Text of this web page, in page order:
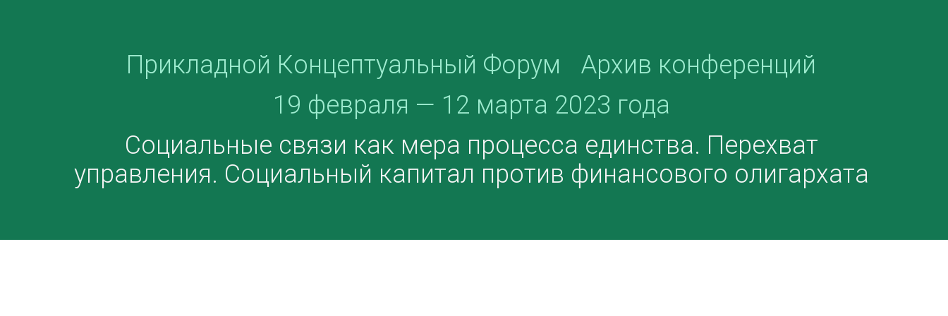
Прикладной Концептуальный Форум
Архив конференций
19 февраля — 12 марта 2023 года
Социальные связи как мера процесса единства. Перехват
управления. Социальный капитал против финансового олигархата